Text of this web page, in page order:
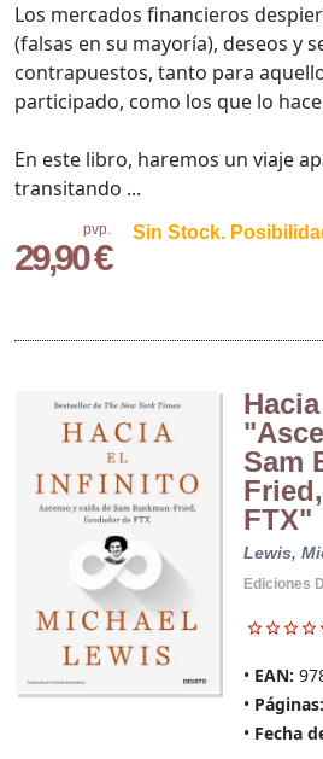
pvp.
29,90 €
Sin Stock.
Los mercados financieros
(falsas en su mayoría), deseos y
contrapuestos, tanto para
participado, como los que lo
En este libro, haremos un viaje
transitando ...
Sam
FTX"
Lewis,
Ediciones
EAN:
Páginas:
Fecha